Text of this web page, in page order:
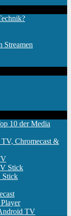
Streamen
10 der Media
Chromecast &
Stick
Stick
TV